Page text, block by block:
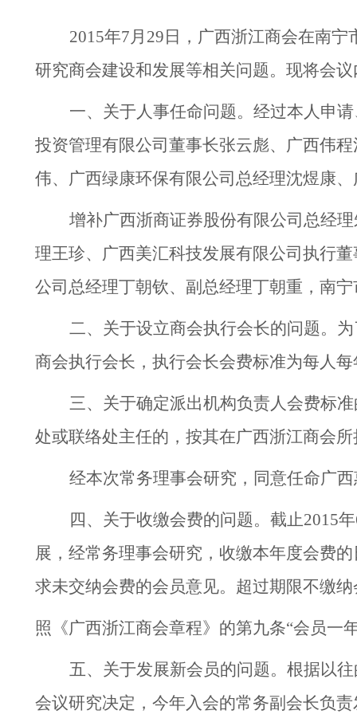
2015年7月 29 日，广西浙江商会在南宁
研究商会建设和发展等相关问题。现将会
一、关于人事任命问题。经过本人申
投资管理有限公司董事长张云彪、广西伟
伟、广西绿康环保有限公司总经理沈煜康
增补广西浙商证券股份有限公司总经
理王珍、广西美汇科技发展有限公司执行
公司总经理丁朝钦、副总经理丁朝重，南
二、关于设立商会执行会长的问题。
商会执行会长，执行会长会费标准为每人每
三、关于确定派出机构负责人会费标
处或联络处主任的，按其在广西浙江商会
经本次常务理事会研究，同意任命广
四、关于收缴会费的问题。截止2015年
展，经常务理事会研究，收缴本年度会费
求未交纳会费的会员意见。超过期限不缴
照《广西浙江商会章程》的第九条“会员一
五、关于发展新会员的问题。根据以
会议研究决定，今年入会的常务副会长负责